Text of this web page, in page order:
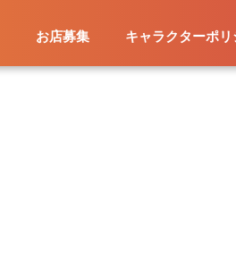
お店募集 キャラクターポリ